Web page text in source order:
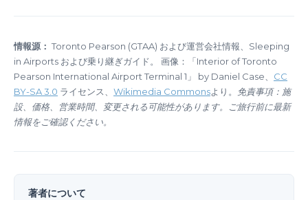
情報源： Toronto Pearson (GTAA) および運営会社情報、Sleeping
in Airports および乗り継ぎガイド。 画像：「Interior of Toronto
Pearson International Airport Terminal 1」 by Daniel Case、 CC
BY-SA 3.0 ライセンス、 Wikimedia Commonsより。
免責事項：施
設、価格、営業時間、変更される可能性があります。ご旅行前に最新
情報をご確認ください。
著者について